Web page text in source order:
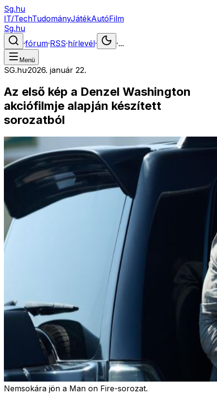
Sg.hu
IT/TechTudományJátékAutóFilm
Sg.hu
·fórum·RSS·hírlevél· ·...
Menü
SG.hu·2026. január 22.
Az első kép a Denzel Washington
akciófilmje alapján készített
sorozatból
Nemsokára jön a Man on Fire-sorozat.